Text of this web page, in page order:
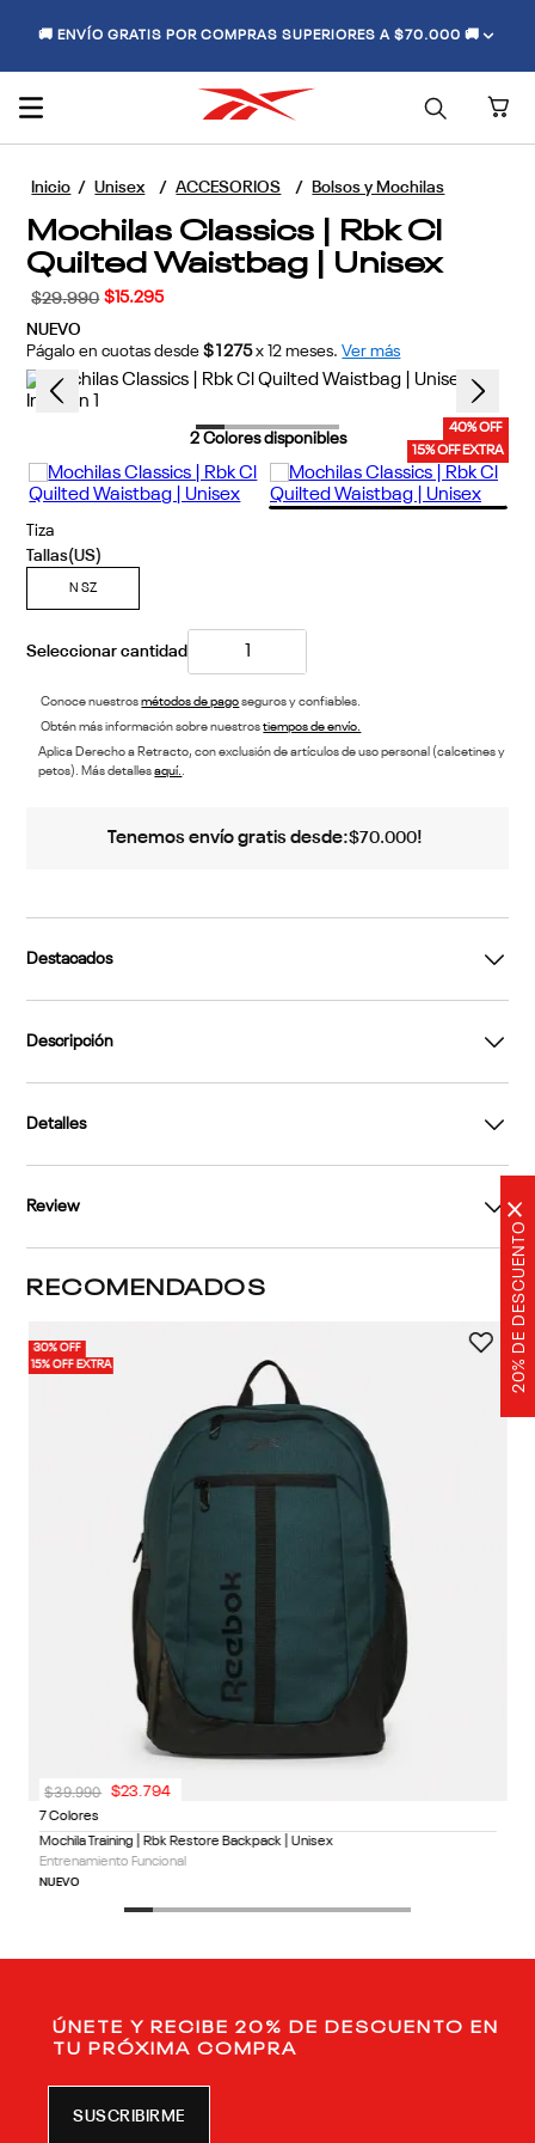
20% DE DESCUENTO
×
🚚 ENVÍO GRATIS POR COMPRAS SUPERIORES A $70.000 🚚
Unisex ACCESORIOS Bolsos y Mochilas
Mochilas Classics | Rbk Cl
Quilted Waistbag | Unisex
$29.990 $ 15.295
NUEVO
Págalo en cuotas desde $1275 x 12 meses. Ver más
40% OFF
15% OFF EXTRA
2Colores disponibles
Tiza
N SZ
Conoce nuestrosmétodos de pagoseguros y confiables.
Obtén más información sobre nuestrostiempos de envío.
Aplica Derecho a Retracto, con exclusión de artículos de uso personal (calcetines y
petos). Más detallesaquí..
Tenemos envío gratis desde:$70.000!
Destacados
Descripción
Detalles
Review
RECOMENDADOS
30% OFF
15% OFF EXTRA
7 Colores
Mochila Training | Rbk Restore Backpack | Unisex
Entrenamiento Funcional
NUEVO
$39.990 $23.794
ÚNETE Y RECIBE 20% DE DESCUENTO EN
TU PRÓXIMA COMPRA
SUSCRIBIRME